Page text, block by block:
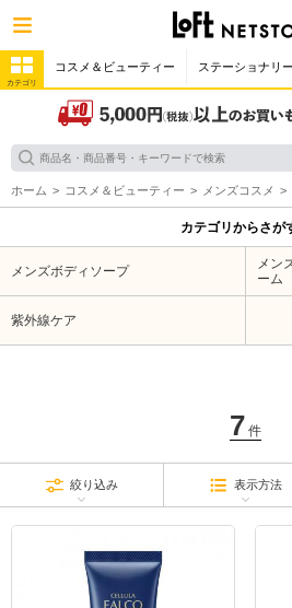
カテゴリ
コスメ＆ビューティー ステーショナリー
ホーム コスメ＆ビューティー メンズコスメ
カテゴリからさが
メンズボディソープ
メン
ーム
紫外線ケア
7 件
絞り込み 表示方法